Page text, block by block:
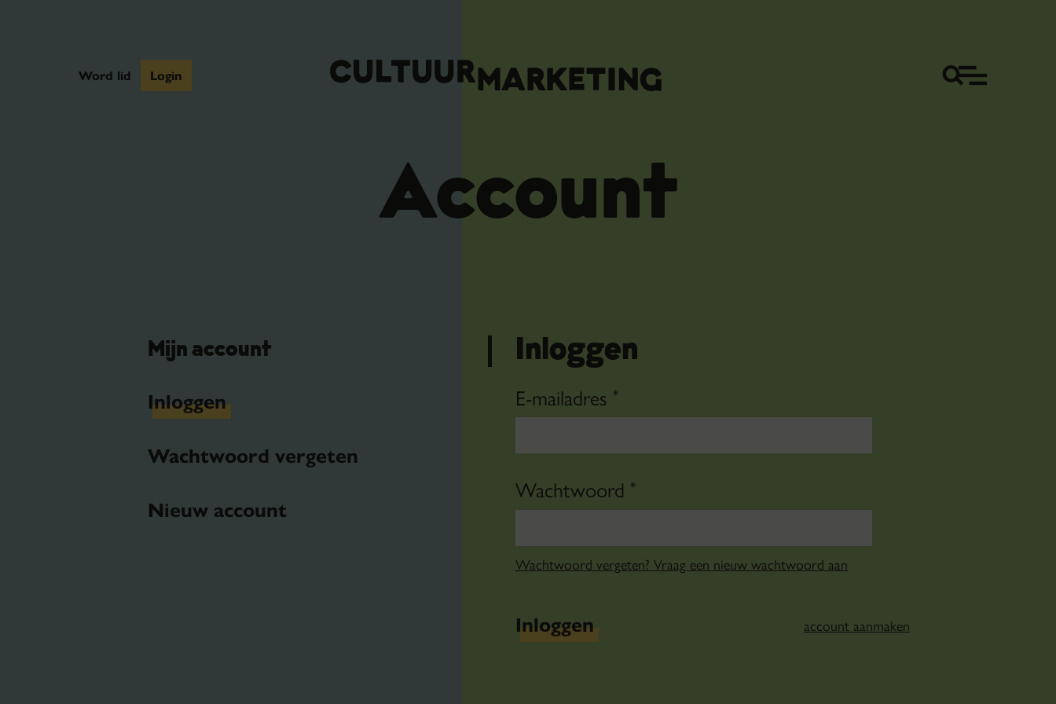
Word lid Login
Account
Mijn account
Inloggen
Wachtwoord vergeten
Nieuw account
Inloggen
E-mailadres *
Wachtwoord *
Wachtwoord vergeten? Vraag een nieuw wachtwoord aan
Inloggen account aanmaken